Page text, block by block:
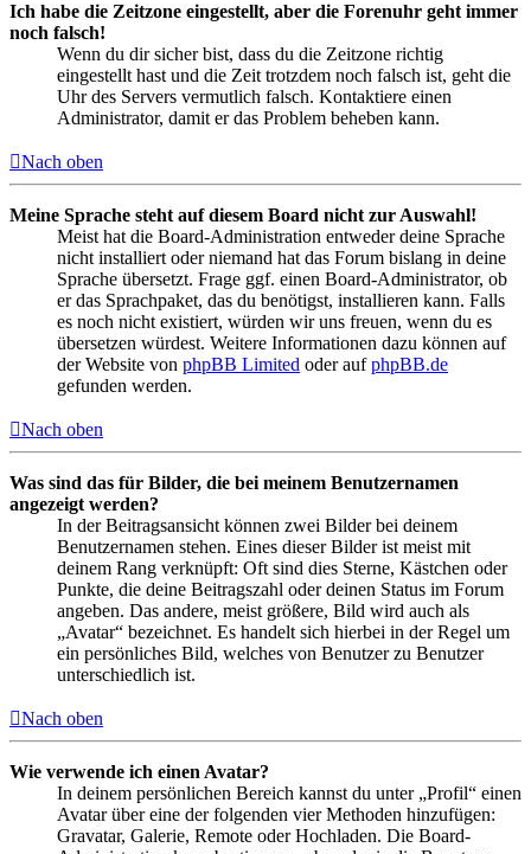
Ich habe die Zeitzone eingestellt, aber die Forenuhr geht immer
noch falsch!
Wenn du dir sicher bist, dass du die Zeitzone richtig
eingestellt hast und die Zeit trotzdem noch falsch ist, geht die
Uhr des Servers vermutlich falsch. Kontaktiere einen
Administrator, damit er das Problem beheben kann.
Nach oben
Meine Sprache steht auf diesem Board nicht zur Auswahl!
Meist hat die Board-Administration entweder deine Sprache
nicht installiert oder niemand hat das Forum bislang in deine
Sprache übersetzt. Frage ggf. einen Board-Administrator, ob
er das Sprachpaket, das du benötigst, installieren kann. Falls
es noch nicht existiert, würden wir uns freuen, wenn du es
übersetzen würdest. Weitere Informationen dazu können auf
der Website von phpBB Limited oder aufphpBB.de
gefunden werden.
Nach oben
Was sind das für Bilder, die bei meinem Benutzernamen
angezeigt werden?
In der Beitragsansicht können zwei Bilder bei deinem
Benutzernamen stehen. Eines dieser Bilder ist meist mit
deinem Rang verknüpft: Oft sind dies Sterne, Kästchen oder
Punkte, die deine Beitragszahl oder deinen Status im Forum
angeben. Das andere, meist größere, Bild wird auch als
„Avatar“ bezeichnet. Es handelt sich hierbei in der Regel um
ein persönliches Bild, welches von Benutzer zu Benutzer
unterschiedlich ist.
Nach oben
Wie verwende ich einen Avatar?
In deinem persönlichen Bereich kannst du unter „Profil“ einen
Avatar über eine der folgenden vier Methoden hinzufügen:
Gravatar, Galerie, Remote oder Hochladen. Die Board-